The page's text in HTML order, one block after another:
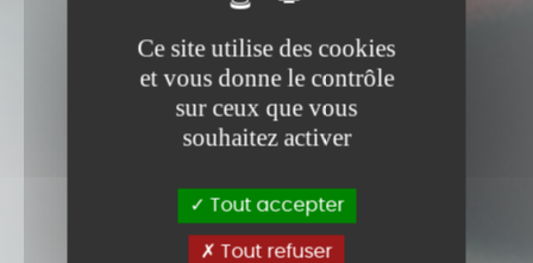
Ce site utilise des cookies
et vous donne le contrôle
sur ceux que vous
souhaitez activer
Tout accepter
Tout refuser